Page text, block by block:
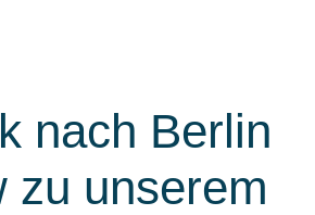
nach Berlin
zu unserem